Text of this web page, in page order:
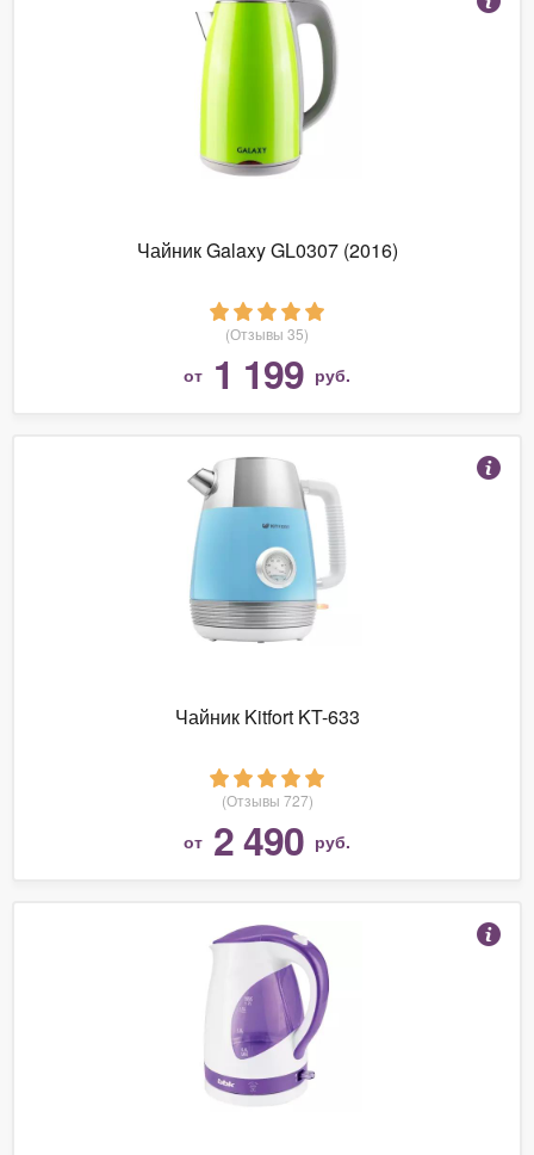
Чайник Galaxy GL0307 (2016)
(Отзывы 35)
от 1 199 руб.
Чайник Kitfort KT-633
(Отзывы 727)
от 2 490 руб.